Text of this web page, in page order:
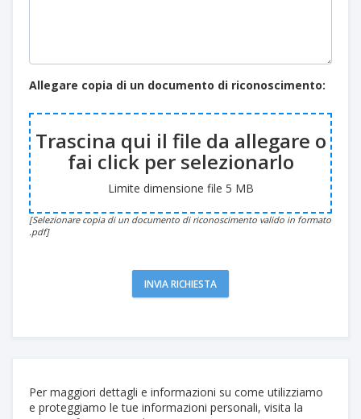
Allegare copia di un documento di riconoscimento:
Trascina qui il file da allegare o
fai click per selezionarlo
Limite dimensione file 5 MB
[Selezionare copia di un documento di riconoscimento valido in formato
.pdf]
INVIA RICHIESTA
Per maggiori dettagli e informazioni su come utilizziamo
e proteggiamo le tue informazioni personali, visita la